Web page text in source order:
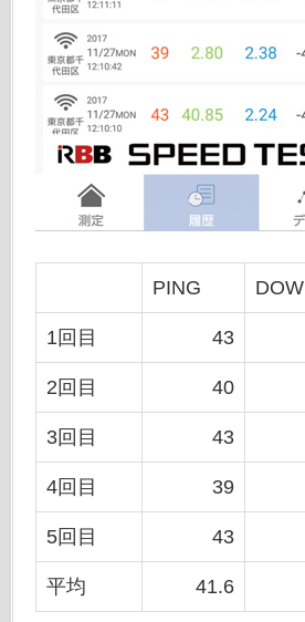
PING
1回目 43
2回目 40
3回目 43
4回目 39
5回目 43
平均 41.6